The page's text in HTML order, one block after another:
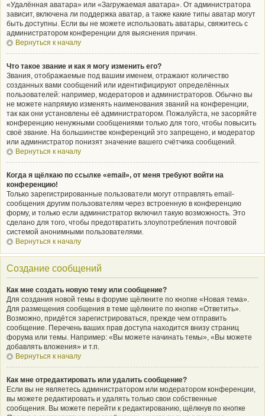
«Удалённая аватара» или «Загружаемая аватара». От администратора
зависит, включена ли поддержка аватар, а также какие типы аватар могут
быть доступны. Если вы не можете использовать аватары, свяжитесь с
администратором конференции для выяснения причин.
Вернуться к началу
Что такое звание и как я могу изменить его?
Звания, отображаемые под вашим именем, отражают количество
созданных вами сообщений или идентифицируют определённых
пользователей: например, модераторов и администраторов. Обычно вы
не можете напрямую изменять наименования званий на конференции,
так как они установлены её администратором. Пожалуйста, не засоряйте
конференцию ненужными сообщениями только для того, чтобы повысить
своё звание. На большинстве конференций это запрещено, и модератор
или администратор понизят значение вашего счётчика сообщений.
Вернуться к началу
Когда я щёлкаю по ссылке «email», от меня требуют войти на
конференцию!
Только зарегистрированные пользователи могут отправлять email-
сообщения другим пользователям через встроенную в конференцию
форму, и только если администратор включил такую возможность. Это
сделано для того, чтобы предотвратить злоупотребления почтовой
системой анонимными пользователями.
Вернуться к началу
Создание сообщений
Как мне создать новую тему или сообщение?
Для создания новой темы в форуме щёлкните по кнопке «Новая тема».
Для размещения сообщения в теме щёлкните по кнопке «Ответить».
Возможно, придётся зарегистрироваться, прежде чем отправить
сообщение. Перечень ваших прав доступа находится внизу страниц
форума или темы. Например: «Вы можете начинать темы», «Вы можете
добавлять вложения» и т.п.
Вернуться к началу
Как мне отредактировать или удалить сообщение?
Если вы не являетесь администратором или модератором конференции,
вы можете редактировать и удалять только свои собственные
сообщения. Вы можете перейти к редактированию, щёлкнув по кнопке